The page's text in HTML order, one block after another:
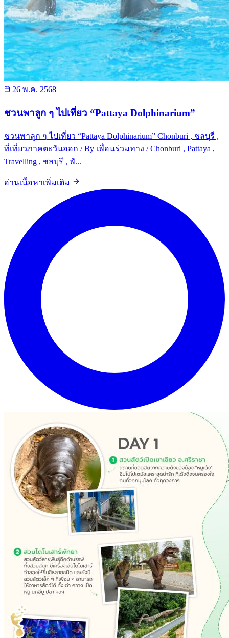
26 พ.ค. 2568
ชวนพาลูก ๆ ไปเที่ยว “Pattaya Dolphinarium”
ชวนพาลูก ๆ ไปเที่ยว “Pattaya Dolphinarium” Chonburi , ชลบุรี ,
ที่เที่ยวภาคตะวันออก / By เพื่อนร่วมทาง / Chonburi , Pattaya ,
Travelling , ชลบุรี , พั...
อ่านเนื้อหาเพิ่มเติม